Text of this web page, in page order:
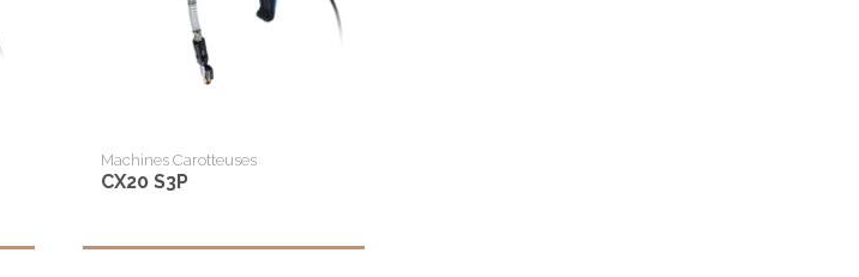
Machines Carotteuses
CX20 S3P